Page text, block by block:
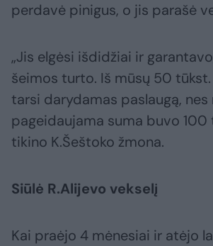
perdavė pinigus, o jis parašė
„Jis elgėsi išdidžiai ir
šeimos turto. Iš mūsų 50
tarsi darydamas paslaugą, nes
pageidaujama suma buvo 100
tikino K.Šeštoko žmona.
Siūlė R.Alijevo vekselį
Kai praėjo 4 mėnesiai ir atėjo